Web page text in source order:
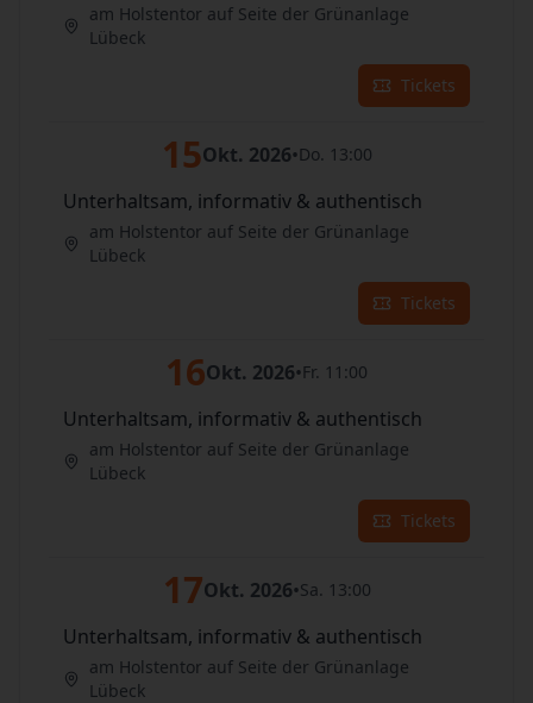
am Holstentor auf Seite der Grünanlage
Lübeck
Tickets
15Okt. 2026•Do. 13:00
Unterhaltsam, informativ & authentisch
am Holstentor auf Seite der Grünanlage
Lübeck
Tickets
16Okt. 2026•Fr. 11:00
Unterhaltsam, informativ & authentisch
am Holstentor auf Seite der Grünanlage
Lübeck
Tickets
17Okt. 2026•Sa. 13:00
Unterhaltsam, informativ & authentisch
am Holstentor auf Seite der Grünanlage
Lübeck